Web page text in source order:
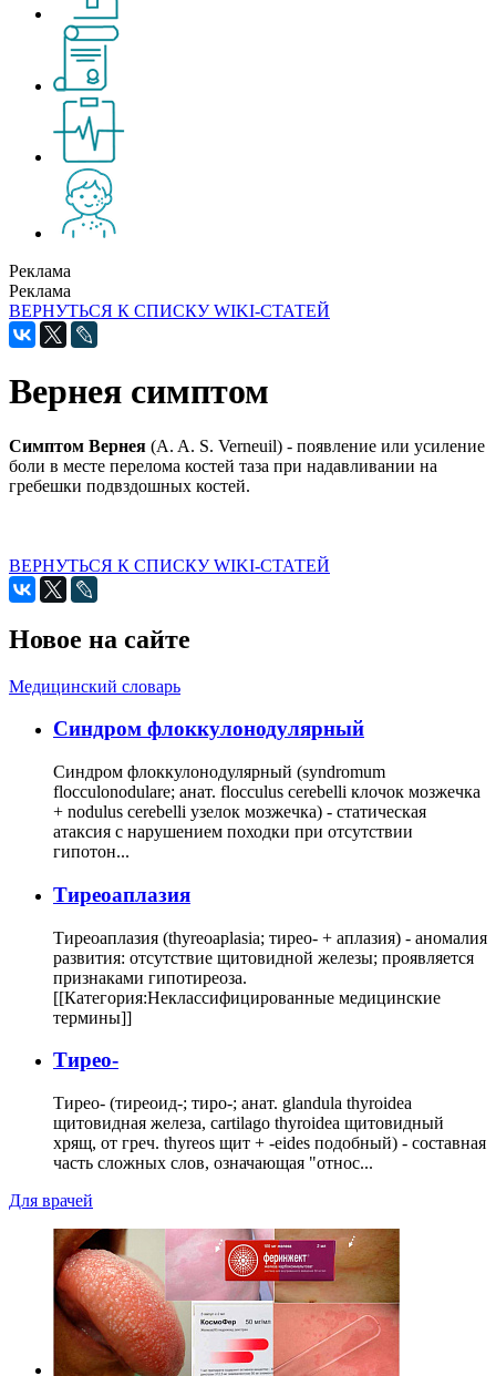
Реклама
Реклама
ВЕРНУТЬСЯ К СПИСКУ WIKI-СТАТЕЙ
Вернея симптом
Симптом Вернея (A. A. S. Verneuil) - появление или усиление
боли в месте перелома костей таза при надавливании на
гребешки подвздошных костей.
ВЕРНУТЬСЯ К СПИСКУ WIKI-СТАТЕЙ
Новое на сайте
Медицинский словарь
Cиндром флоккулонодулярный
Синдром флоккулонодулярный (syndromum
flocculonodulare; анат. flocculus cerebelli клочок мозжечка
+ nodulus cerebelli узелок мозжечка) - статическая
атаксия с нарушением походки при отсутствии
гипотон...
Тиреоаплазия
Тиреоаплазия (thyreoaplasia; тирео- + аплазия) - аномалия
развития: отсутствие щитовидной железы; проявляется
признаками гипотиреоза.
[[Категория:Неклассифицированные медицинские
термины]]
Тирео-
Тирео- (тиреоид-; тиро-; анат. glandula thyroidea
щитовидная железа, cartilago thyroidea щитовидный
хрящ, от греч. thyreos щит + -eides подобный) - составная
часть сложных слов, означающая "относ...
Для врачей